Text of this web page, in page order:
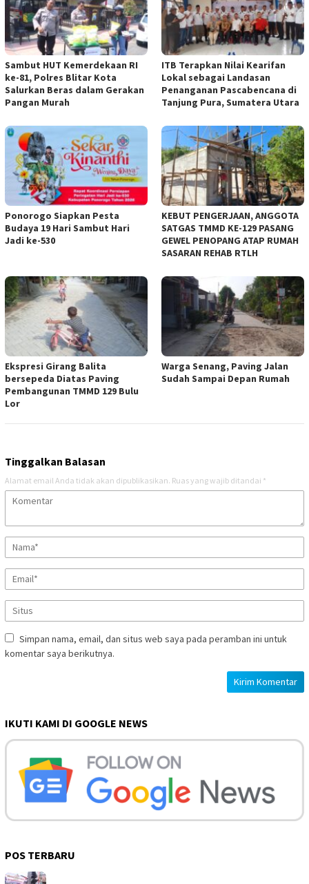
Sambut HUT Kemerdekaan RI
ke-81, Polres Blitar Kota
Salurkan Beras dalam Gerakan
Pangan Murah
ITB Terapkan Nilai Kearifan
Lokal sebagai Landasan
Penanganan Pascabencana di
Tanjung Pura, Sumatera Utara
Ponorogo Siapkan Pesta
Budaya 19 Hari Sambut Hari
Jadi ke-530
KEBUT PENGERJAAN, ANGGOTA
SATGAS TMMD KE-129 PASANG
GEWEL PENOPANG ATAP RUMAH
SASARAN REHAB RTLH
Ekspresi Girang Balita
bersepeda Diatas Paving
Pembangunan TMMD 129 Bulu
Lor
Warga Senang, Paving Jalan
Sudah Sampai Depan Rumah
Tinggalkan Balasan
Alamat email Anda tidak akan dipublikasikan. Ruas yang wajib ditandai *
Simpan nama, email, dan situs web saya pada peramban ini untuk
komentar saya berikutnya.
IKUTI KAMI DI GOOGLE NEWS
POS TERBARU